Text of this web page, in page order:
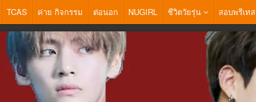
TCAS ค่าย กิจกรรม ต่อนอก NUGIRL ชีวิตวัยรุ่น สอบพรีเทส